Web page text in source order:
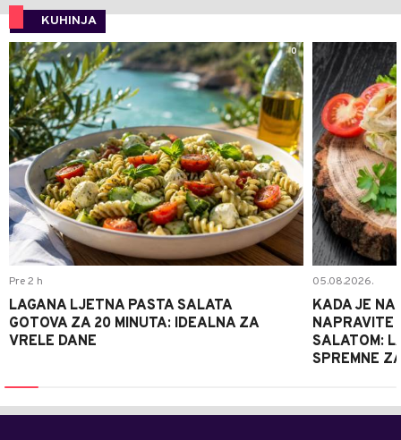
KUHINJA
0
Pre 2 h
LAGANA LJETNA PASTA SALATA
GOTOVA ZA 20 MINUTA: IDEALNA ZA
VRELE DANE
05.08.2026.
KADA JE
NAPRAVITE
SALATOM:
SPREMNE